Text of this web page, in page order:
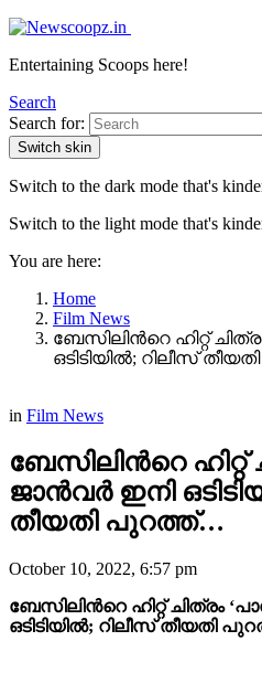
Entertaining Scoops here!
Search
Search for:
Switch skin
Switch to the dark mode that's
Switch to the light mode that's
You are here:
Home
Film News
ബേസിലിന്‍റെ ഹിറ്റ്
ഒടിടിയിൽ; റിലീസ്
in Film News
ബേസിലിന്‍റെ
ജാൻവർ ഇനി
തീയതി പുറത്ത്…
October 10, 2022, 6:57 pm
ബേസിലിന്‍റെ ഹിറ്റ് ചിത്രം
ഒടിടിയിൽ; റിലീസ് തീയതി